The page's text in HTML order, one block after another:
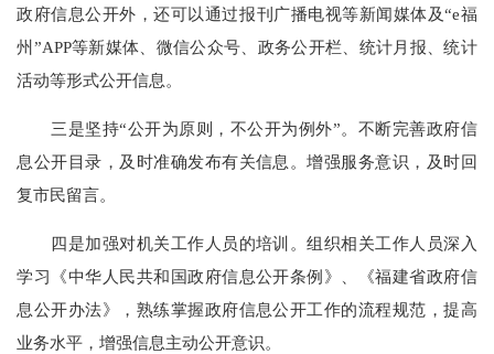
政府信息公开外，还可以通过报刊广播电视等新闻媒体及“e福
州 ”APP等新媒体、 微信公众号、 政务公开栏、统计月报、统计
活动等形式公开信息。
三是坚持“公开为原则，不公开为例外”。不断完善政府信
息公开目录，及时准确发布有关信息。增强服务意识，及时回
复市民留言。
四是加强对机关工作人员的培训。组织相关工作人员深入
学习《中华人民共和国政府信息公开条例》、《福建省政府信
息公开办法》，熟练掌握政府信息公开工作的流程规范，提高
业务水平，增强信息主动公开意识。